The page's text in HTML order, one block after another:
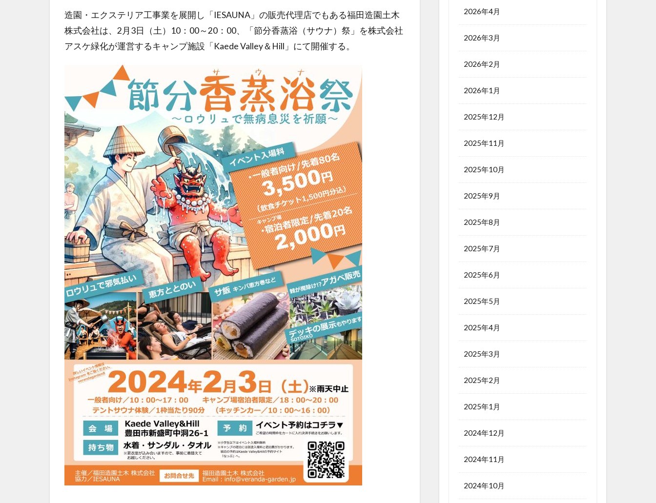
造園・エクステリア工事業を展開し「IESAUNA」の販売代理店でもある福田造園土木
株式会社は、2月3日（土）10：00～20：00、「節分香蒸浴（サウナ）祭」を株式会社
アスケ緑化が運営するキャンプ施設「Kaede Valley＆Hill」にて開催する。
2026年4月
2026年3月
2026年2月
2026年1月
2025年12月
2025年11月
2025年10月
2025年9月
2025年8月
2025年7月
2025年6月
2025年5月
2025年4月
2025年3月
2025年2月
2025年1月
2024年12月
2024年11月
2024年10月